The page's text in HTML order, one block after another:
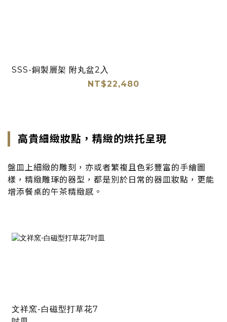
SSS-銅製層架 附丸盆2入
NT$22,480
高貴細緻妝點，精緻的烘托呈現
盤皿上細緻的雕刻，亦或者繁複且色彩豐富的手繪圖
樣，精緻雕琢的器型，都是別於日常的器皿妝點，更能
增添餐桌的午茶精緻感。
文祥窯-白磁型打草花7